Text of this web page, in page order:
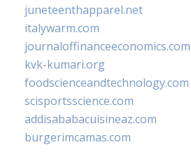
juneteenthapparel.net
italywarm.com
journaloffinanceeconomics.com
kvk-kumari.org
foodscienceandtechnology.com
scisportsscience.com
addisababacuisineaz.com
burgerimcamas.com